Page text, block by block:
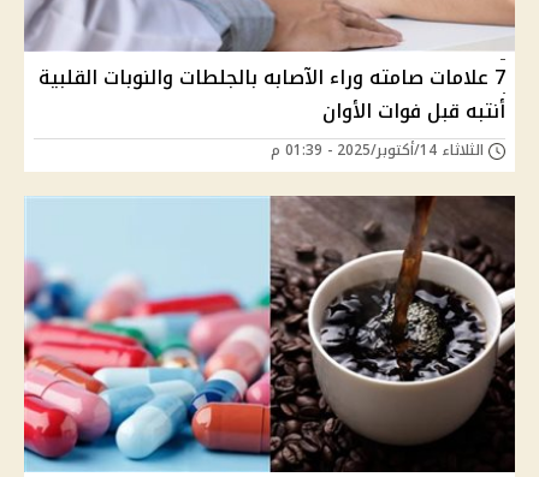
7 علامات صامته وراء الآصابه بالجلطات والنوبات القلبية
أنتبه قبل فوات الأوان
الثلاثاء 14/أكتوبر/2025 - 01:39 م